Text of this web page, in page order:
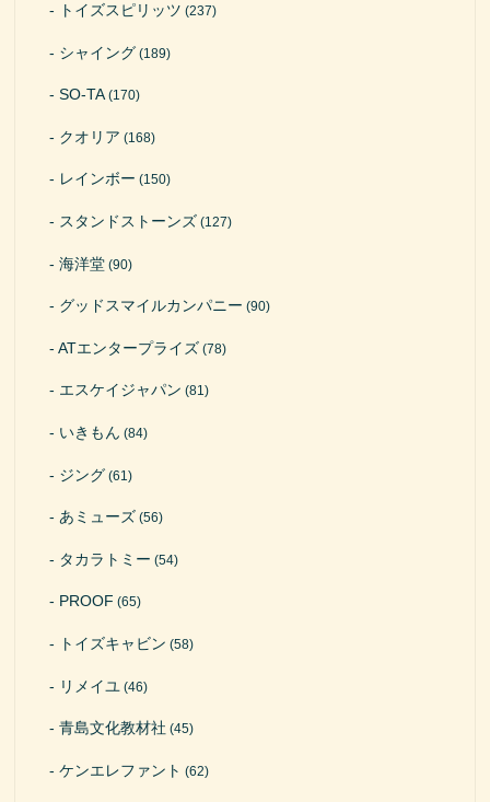
トイズスピリッツ (237)
シャイング (189)
SO-TA(170)
クオリア (168)
レインボー (150)
スタンドストーンズ (127)
海洋堂 (90)
グッドスマイルカンパニー (90)
ATエンタープライズ (78)
エスケイジャパン (81)
いきもん (84)
ジング (61)
あミューズ (56)
タカラトミー (54)
PROOF (65)
トイズキャビン (58)
リメイユ (46)
青島文化教材社 (45)
ケンエレファント (62)